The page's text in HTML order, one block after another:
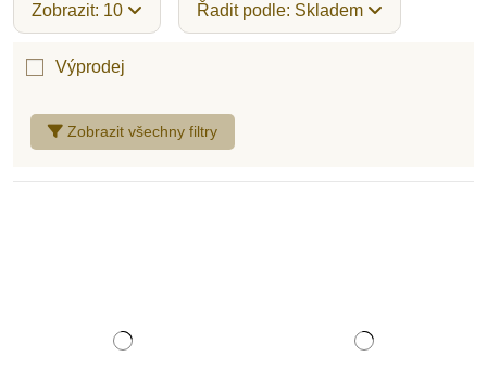
Zobrazit: 10 Řadit podle: Skladem
Zobrazit všechny filtry
Výprodej